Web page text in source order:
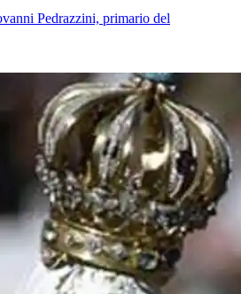
Pedrazzini, primario del